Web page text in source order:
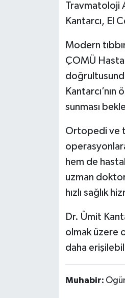
Travmatoloji
Kantarcı, El
Modern
ÇOMÜ
sunması
Ortopedi ve
hem de
uzman
hızlı sağlık
Dr. Ümit
olmak üzere
daha
Muhabir: